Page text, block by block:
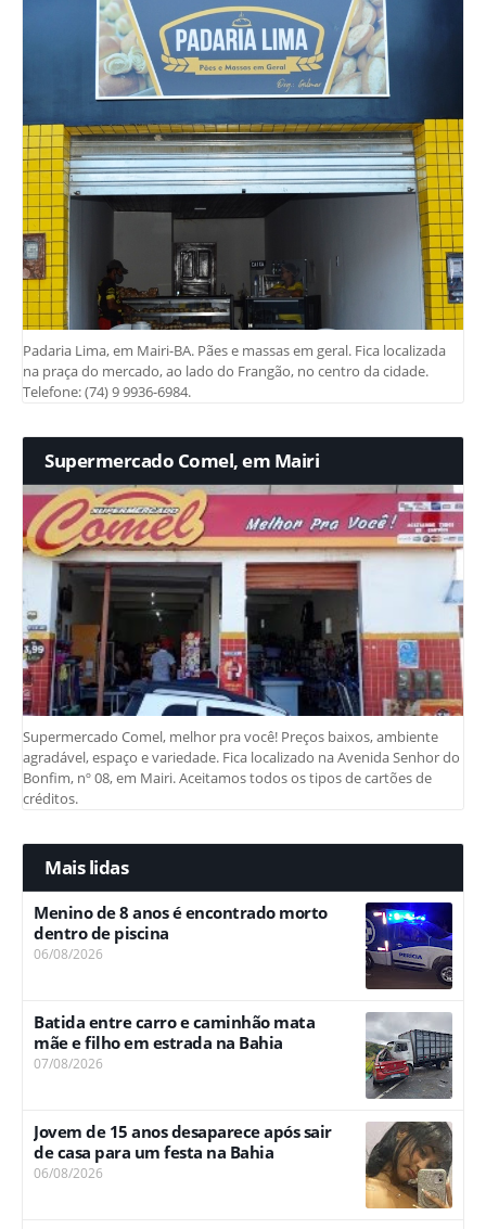
Padaria Lima, em Mairi-BA. Pães e massas em geral. Fica localizada
na praça do mercado, ao lado do Frangão, no centro da cidade.
Telefone: (74) 9 9936-6984.
Supermercado Comel, em Mairi
Supermercado Comel, melhor pra você! Preços baixos, ambiente
agradável, espaço e variedade. Fica localizado na Avenida Senhor do
Bonfim, nº 08, em Mairi. Aceitamos todos os tipos de cartões de
créditos.
Mais lidas
Menino de 8 anos é encontrado morto
dentro de piscina
06/08/2026
Batida entre carro e caminhão mata
mãe e filho em estrada na Bahia
07/08/2026
Jovem de 15 anos desaparece após sair
de casa para um festa na Bahia
06/08/2026